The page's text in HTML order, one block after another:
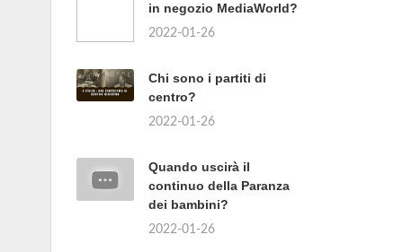
in negozio MediaWorld?
2022-01-26
Chi sono i partiti di
centro?
2022-01-26
Quando uscirà il
continuo della Paranza
dei bambini?
2022-01-26